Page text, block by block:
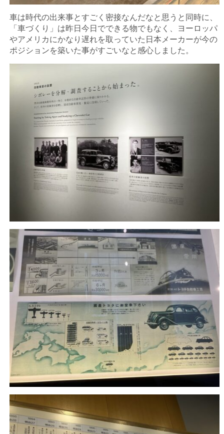
車は時代の出来事とすごく密接なんだなと思うと同時に、
「車づくり」は昨日今日でできる物でもなく、ヨーロッパ
やアメリカにかなり遅れを取っていた日本メーカーが今の
ポジションを築いた事がすごいなと感心しました。